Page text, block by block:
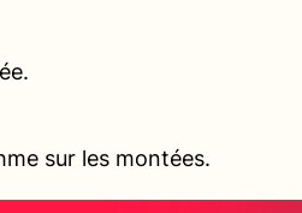
sur les montées.